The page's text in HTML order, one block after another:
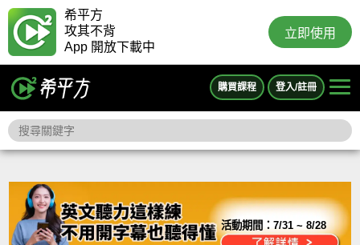
希平方
攻其不背
App 開放下載中
立即使用
購買課程 登入/註冊
活動期間：7/31 ~ 8/28